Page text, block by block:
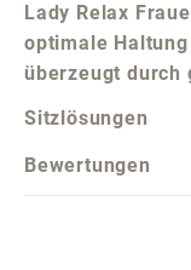
Lady Relax
optimale
überzeugt durch
Sitzlösungen
Bewertungen